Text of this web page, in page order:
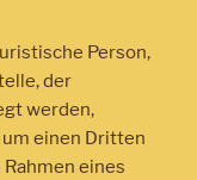
Person,
der
werden,
um einen Dritten
eines